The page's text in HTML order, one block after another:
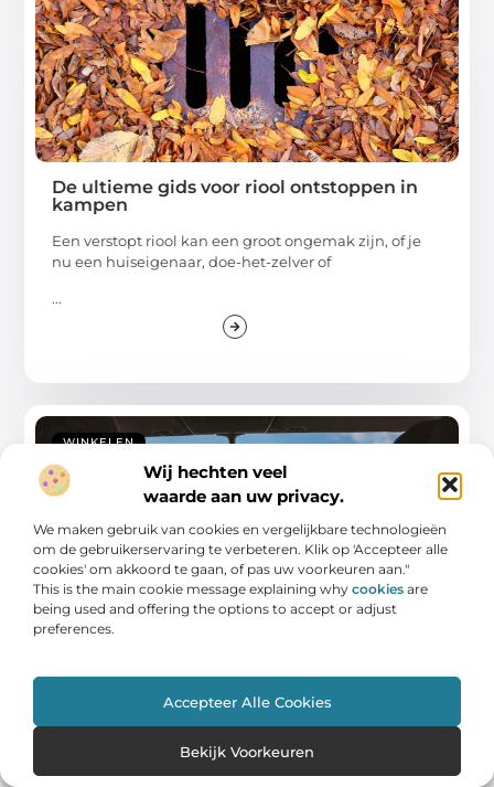
Wij hechten veel
waarde aan uw privacy.
We maken gebruik van cookies en vergelijkbare technologieën
om de gebruikerservaring te verbeteren. Klik op 'Accepteer alle
cookies' om akkoord te gaan, of pas uw voorkeuren aan."
This is the main cookie message explaining why cookies are
being used and offering the options to accept or adjust
preferences.
Accepteer Alle Cookies
Bekijk Voorkeuren
De ultieme gids voor riool ontstoppen in
kampen
Een verstopt riool kan een groot ongemak zijn, of je
nu een huiseigenaar, doe-het-zelver of
...
WINKELEN
Ontdek rijscholen in Oldenzaal voor de
Rijscholen spelen een cruciale rol bij het helpen van
nieuwe bestuurders om veilig en zelfverzekerd